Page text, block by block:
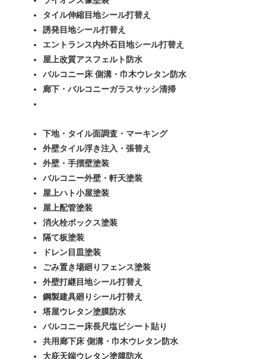
タイル伸縮目地シール打替え
誘発目地シール打替え
エントランス内外石目地シール打替え
屋上改質アスフェルト防水
バルコニー床 側溝・巾木ウレタン防水
廊下・バルコニーガラスサッシ清掃
下地・タイル面調査・マーキング
外壁タイル浮き注入・張替え
外壁・手摺壁塗装
バルコニー外壁・軒天塗装
屋上ハト小屋塗装
屋上配管塗装
消火栓ボックス塗装
隔て板塗装
ドレン目皿塗装
ごみ置き場廻りフェンス塗装
外壁打継目地シール打替え
鋼製建具廻りシール打替え
塔屋ウレタン塗膜防水
バルコニー床長尺塩ビシート貼り
共用廊下床 側溝・巾木ウレタン防水
大庇天端ウレタン塗膜防水